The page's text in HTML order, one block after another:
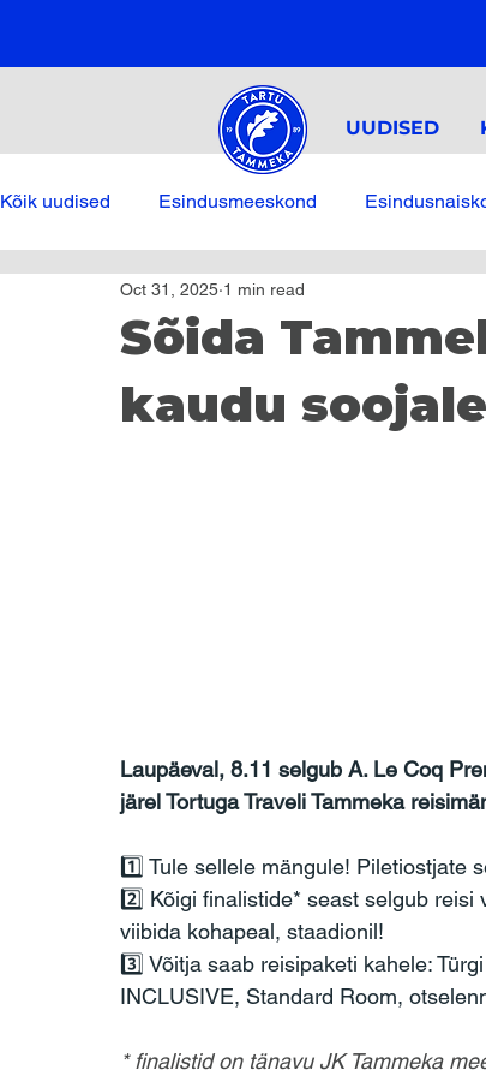
UUDISED
Kõik uudised Esindusmeeskond
Sõida
kaudu
Oct 31, 2025 1 min read
Laupäeval, 8.11 selgub A. Le Coq
järel Tortuga Traveli Tammeka
1️⃣ Tule sellele mängule! Piletiostjate
2️⃣ Kõigi finalistide* seast selgub
viibida kohapeal, staadionil!
3️⃣ Võitja saab reisipaketi kahele:
INCLUSIVE, Standard Room,
* finalistid on tänavu JK Tammeka